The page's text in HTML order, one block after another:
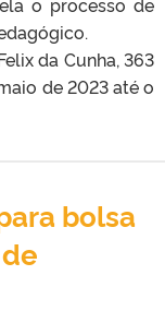
da Cunha, 363
de 2023 até o
bolsa